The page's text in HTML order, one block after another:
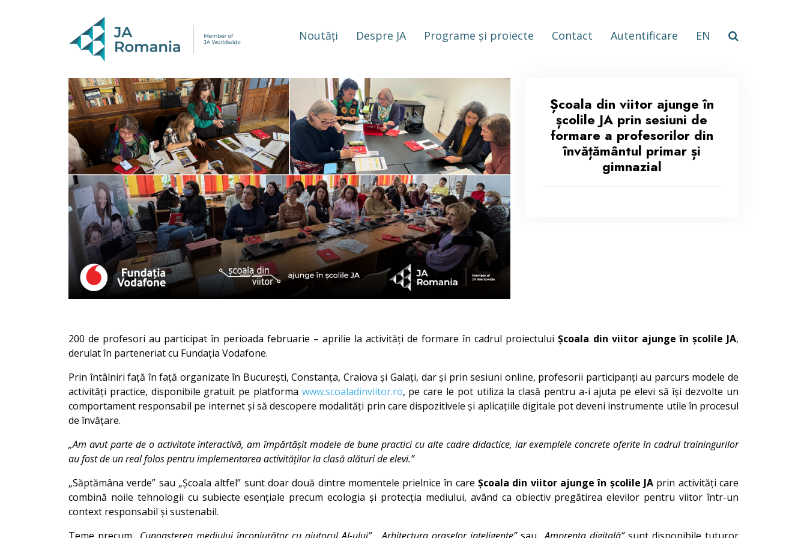
Noutăți Despre JA Programe și proiecte Contact Autentificare EN
Școala din viitor ajunge în
școlile JA prin sesiuni de
formare a profesorilor din
învățământul primar și
gimnazial
200 de profesori au participat în perioada februarie – aprilie la activități de formare în cadrul proiectuluiȘcoala din viitor ajunge în școlile JA,
derulat în parteneriat cu Fundația Vodafone.
Prin întâlniri față în față organizate în București, Constanța, Craiova și Galați, dar și prin sesiuni online, profesorii participanți au parcurs modele de
activități practice, disponibile gratuit pe platforma www.scoaladinviitor.ro, pe care le pot utiliza la clasă pentru a-i ajuta pe elevi să își dezvolte un
comportament responsabil pe internet și să descopere modalități prin care dispozitivele și aplicațiile digitale pot deveni instrumente utile în procesul
de învățare.
„Am avut parte de o activitate interactivă, am împărtășit modele de bune practici cu alte cadre didactice, iar exemplele concrete oferite în cadrul trainingurilor
au fost de un real folos pentru implementarea activităților la clasă alături de elevi.”
„Săptămâna verde” sau „Școala altfel” sunt doar două dintre momentele prielnice în careȘcoala din viitor ajunge în școlile JA prin activități care
combină noile tehnologii cu subiecte esențiale precum ecologia și protecția mediului, având ca obiectiv pregătirea elevilor pentru viitor într-un
context responsabil și sustenabil.